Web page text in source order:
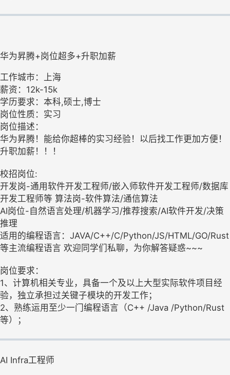
华为昇腾+岗位超多+升职加薪
工作城市：上海
薪资：12k-15k
学历要求：本科,硕士,博士
岗位性质：实习
岗位描述：
华为昇腾！能给你超棒的实习经验！以后找工作更加方便！
升职加薪！！！
校招岗位:
开发岗-通用软件开发工程师/嵌入师软件开发工程师/数据库
开发工程师等 算法岗-软件算法/通信算法
AI岗位-自然语言处理/机器学习/推荐搜索/AI软件开发/决策
推理
适用的编程语言：JAVA/C++/C/Python/JS/HTML/GO/Rust
等主流编程语言 欢迎同学们私聊，为你解答疑惑~~~
岗位要求：
1、计算机相关专业，具备一个及以上大型实际软件项目经
验，独立承担过关键子模块的开发工作；
2、熟练运用至少一门编程语言（C++ /Java /Python/Rust
等）；
AI Infra工程师